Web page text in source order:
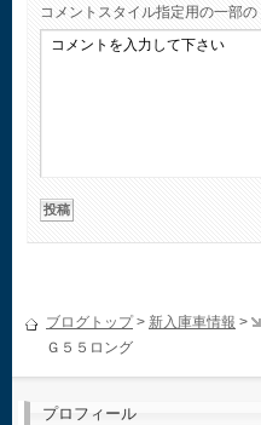
コメント スタイル指定用の一部の
ブログトップ> 新入庫車情報 >
Ｇ５５ロング
プロフィール